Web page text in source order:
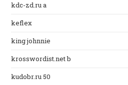
kdc-zd.ru a
keflex
king johnnie
krosswordist.net b
kudobr.ru 50